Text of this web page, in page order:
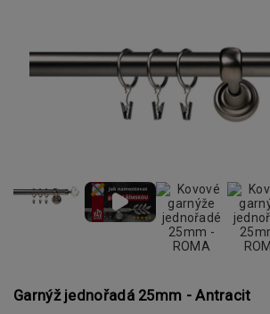
Garnýž jednořadá 25mm - Antracit